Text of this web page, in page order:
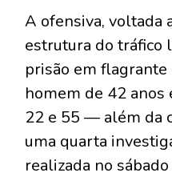
A ofensiva, voltada
estrutura do tráfico
prisão em
homem de 42
22 e 55 — além da
uma quarta
realizada no